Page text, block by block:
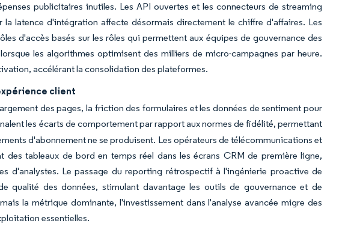
publicitaires inutiles. Les API ouvertes et les connecteurs de streaming
latence d'intégration affecte désormais directement le chiffre d'affaires. Les
d'accès basés sur les rôles qui permettent aux équipes de gouvernance des
les algorithmes optimisent des milliers de micro-campagnes par heure.
accélérant la consolidation des plateformes.
client
des pages, la friction des formulaires et les données de sentiment pour
les écarts de comportement par rapport aux normes de fidélité, permettant
d'abonnement ne se produisent. Les opérateurs de télécommunications et
tableaux de bord en temps réel dans les écrans CRM de première ligne,
d'analystes. Le passage du reporting rétrospectif à l'ingénierie proactive de
qualité des données, stimulant davantage les outils de gouvernance et de
la métrique dominante, l'investissement dans l'analyse avancée migre des
essentielles.